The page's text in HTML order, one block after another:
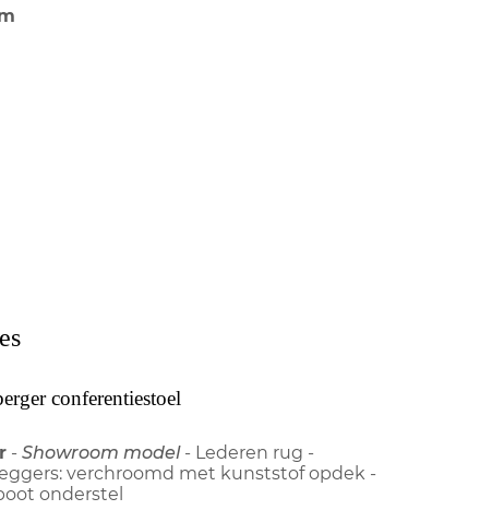
conferentiestoel
- Showroom model- Lederen rug -
verchroomd met kunststof opdek -
onderstel